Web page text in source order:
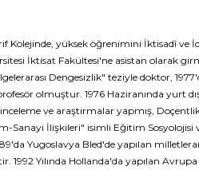
yüksek öğrenimini İktisadî ve
İktisat Fakültesi'ne asistan olarak
Dengesizlik" teziyle doktor,
olmuştur. 1976 Haziranında yurt
ve araştırmalar yapmış, Doçentlik
Sanayi İlişkileri" isimli Eğitim
Yugoslavya Bled'de yapılan
Yılında Hollanda'da yapılan